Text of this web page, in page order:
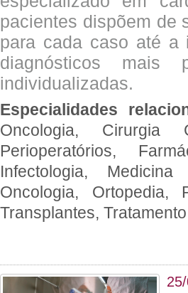
pacientes dispõem de
para cada caso até a
diagnósticos mais
individualizadas.
Especialidades
Oncologia, Cirurgia
Perioperatórios,
Infectologia,
Oncologia, Ortopedia,
Transplantes,